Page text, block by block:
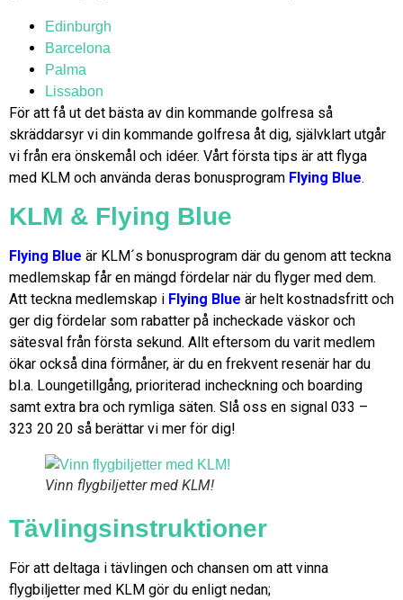
Edinburgh
Barcelona
Palma
Lissabon
För att få ut det bästa av din kommande golfresa så
skräddarsyr vi din kommande golfresa åt dig, självklart utgår
vi från era önskemål och idéer. Vårt första tips är att flyga
med KLM och använda deras bonusprogram Flying Blue.
KLM & Flying Blue
Flying Blue är KLM´s bonusprogram där du genom att teckna
medlemskap får en mängd fördelar när du flyger med dem.
Att teckna medlemskap i Flying Blue är helt kostnadsfritt och
ger dig fördelar som rabatter på incheckade väskor och
sätesval från första sekund. Allt eftersom du varit medlem
ökar också dina förmåner, är du en frekvent resenär har du
bl.a. Loungetillgång, prioriterad incheckning och boarding
samt extra bra och rymliga säten. Slå oss en signal 033 –
323 20 20 så berättar vi mer för dig!
Vinn flygbiljetter med KLM!
Tävlingsinstruktioner
För att deltaga i tävlingen och chansen om att vinna
flygbiljetter med KLM gör du enligt nedan;